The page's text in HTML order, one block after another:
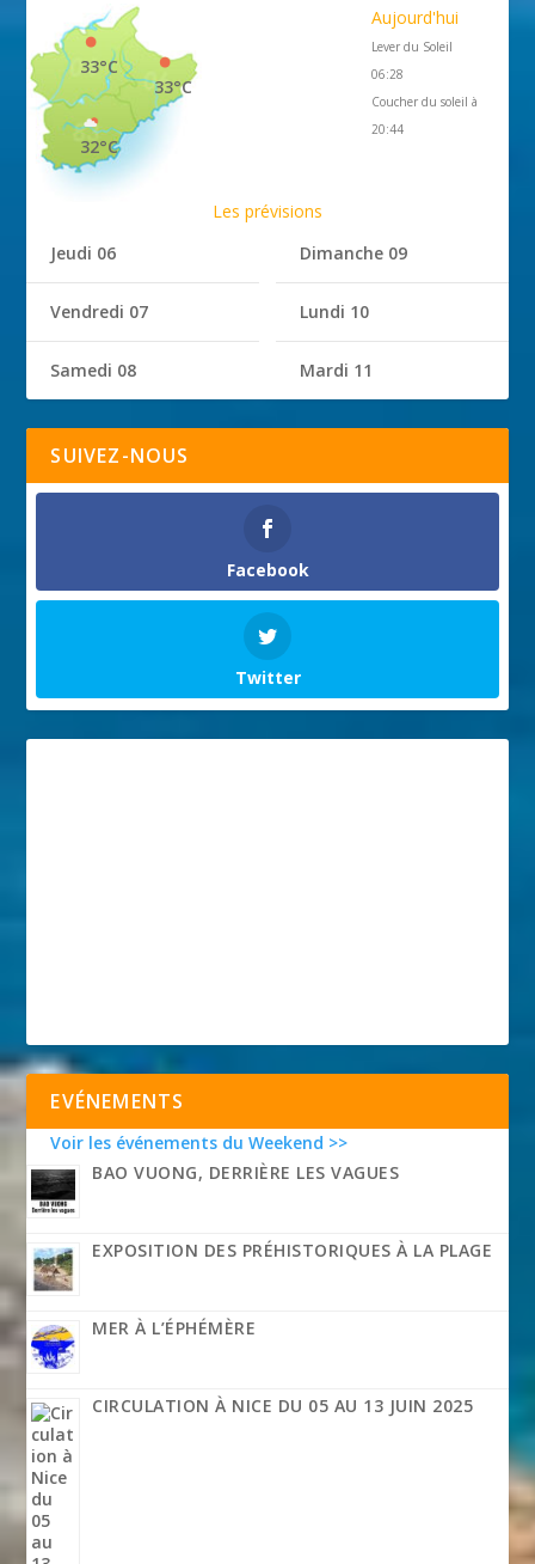
33°C
33°C
32°C
Aujourd'hui
Lever du Soleil
06:28
Coucher du soleil à
20:44
Les prévisions
Jeudi 06
Vendredi 07
Samedi 08
Dimanche 09
Lundi 10
Mardi 11
SUIVEZ-NOUS
Facebook
Twitter
EVÉNEMENTS
Voir les événements du Weekend >>
BAO VUONG, DERRIÈRE LES VAGUES
EXPOSITION DES PRÉHISTORIQUES À LA PLAGE
MER À L’ÉPHÉMÈRE
CIRCULATION À NICE DU 05 AU 13 JUIN 2025